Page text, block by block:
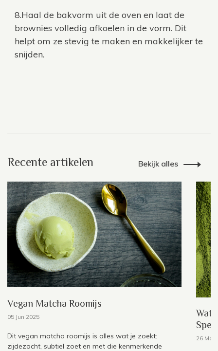
8.Haal de bakvorm uit de oven en laat de
brownies volledig afkoelen in de vorm. Dit
helpt om ze stevig te maken en makkelijker te
snijden.
Recente artikelen Bekijk alles
Vegan Matcha Roomijs
05 Jun 2025
Dit vegan matcha roomijs is alles wat je zoekt:
zijdezacht, subtiel zoet en met die kenmerkende
Wat
26 May